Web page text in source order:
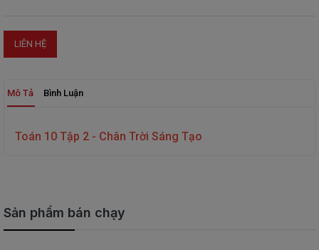
LIÊN HỆ
Mô Tả Bình Luận
Toán 10 Tập 2 - Chân Trời Sáng Tạo
Sản phẩm bán chạy